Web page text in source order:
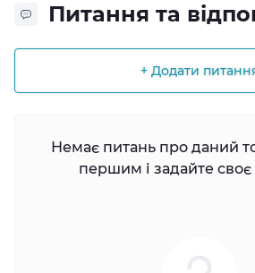
Питання та
+ Додати
Немає питань про даний
першим і задайте